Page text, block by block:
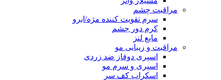
مراقبت چشم
سرم تقویت کننده مژه/ابرو
کرم دور چشم
مایع لنز
مراقبت و زیبایی مو
اسپری دوفاز ضد زردی
اسپری و سرم مو
اسکراب کف سر